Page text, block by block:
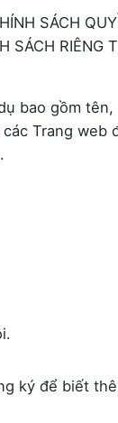
SÁCH
SÁCH RIÊNG
bao gồm tên,
Trang web
ký để biết